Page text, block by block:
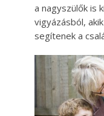
a nagyszülők is
vigyázásból,
segítenek a